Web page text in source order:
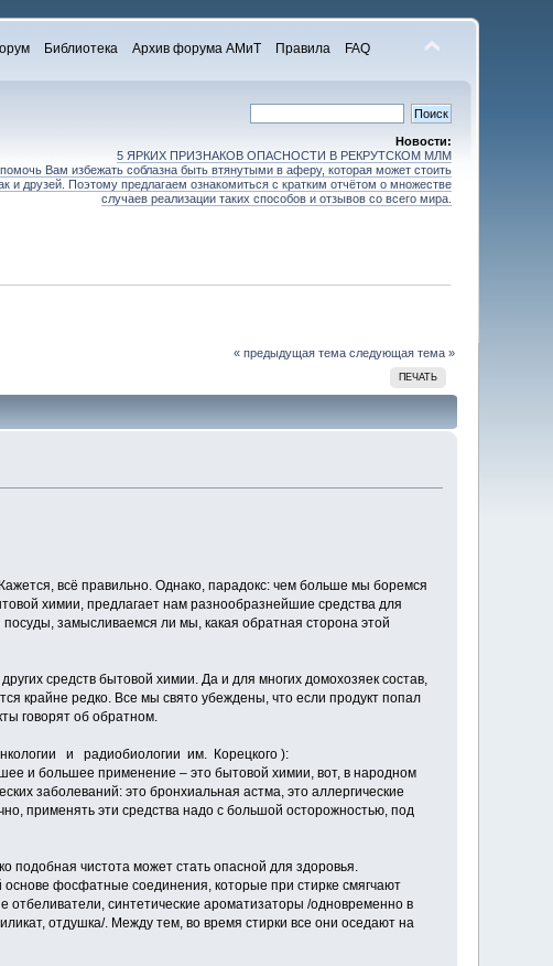
Библиотека Архив форума АМиТ Правила FAQ
Новости:
5 ЯРКИХ ПРИЗНАКОВ ОПАСНОСТИ В РЕКРУТСКОМ МЛМ
Вам избежать соблазна быть втянутыми в аферу, которая может стоить
и друзей. Поэтому предлагаем ознакомиться с кратким отчётом о множестве
случаев реализации таких способов и отзывов со всего мира.
« предыдущая тема следующая тема »
ПЕЧАТЬ
всё правильно. Однако, парадокс: чем больше мы боремся
химии, предлагает нам разнообразнейшие средства для
замысливаемся ли мы, какая обратная сторона этой
средств бытовой химии. Да и для многих домохозяек состав,
крайне редко. Все мы свято убеждены, что если продукт попал
говорят об обратном.
и радиобиологии им. Корецкого ):
и большее применение – это бытовой химии, вот, в народном
заболеваний: это бронхиальная астма, это аллергические
применять эти средства надо с большой осторожностью, под
подобная чистота может стать опасной для здоровья.
фосфатные соединения, которые при стирке смягчают
синтетические ароматизаторы /одновременно в
отдушка/. Между тем, во время стирки все они оседают на